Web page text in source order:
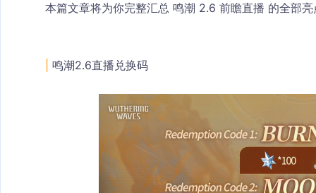
本篇文章将为你完整汇总 鸣潮 2.6 前瞻直播 的全部
鸣潮2.6直播兑换码